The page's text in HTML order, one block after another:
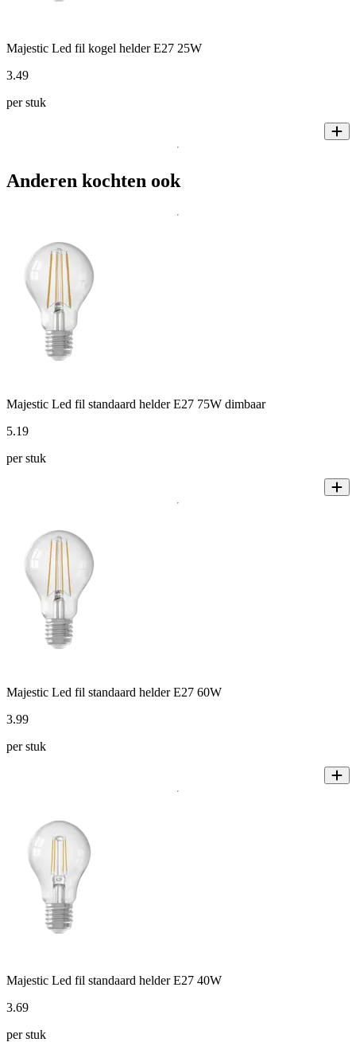
Majestic Led fil kogel helder E27 25W
3.49
per stuk
Anderen kochten ook
Majestic Led fil standaard helder E27 75W dimbaar
5.19
per stuk
Majestic Led fil standaard helder E27 60W
3.99
per stuk
Majestic Led fil standaard helder E27 40W
3.69
per stuk